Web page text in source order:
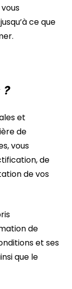
ce que
et
de
vous
de
de vos
de
et ses
que le